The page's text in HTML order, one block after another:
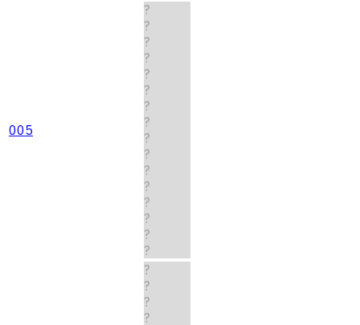
005
?
?
?
?
?
?
?
?
?
?
?
?
?
?
?
?
?
?
?
?